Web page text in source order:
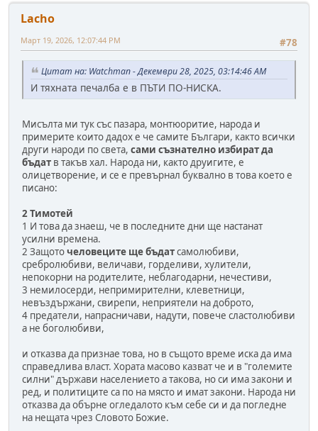
Lacho
#78
Март 19, 2026, 12:07:44 PM
Цитат на: Watchman - Декември 28, 2025, 03:14:46 AM
И тяхната печалба е в ПЪТИ ПО-НИСКА.
Мисълта ми тук със пазара, монтюоритие, народа и
примерите които дадох е че самите Българи, както всички
други народи по света, сами съзнателно избират да
бъдат в такъв хал. Народа ни, както друигите, е
олицетворение, и се е превърнал буквално в това което e
писано:
2 Тимотей
1 И това да знаеш, че в последните дни ще настанат
усилни времена.
2 Защоточеловеците ще бъдатсамолюбиви,
сребролюбиви, величави, горделиви, хулители,
непокорни на родителите, неблагодарни, нечестиви,
3 немилосерди, непримирителни, клеветници,
невъздържани, свирепи, неприятели на доброто,
4 предатели, напрасничави, надути, повече сластолюбиви
а не боголюбиви,
и отказва да признае това, но в същото време иска да има
справедлива власт. Хората масово казват че и в "големите
силни" държави населението а такова, но си има закони и
ред, и политиците са по на място и имат закони. Народа ни
отказва да обърне огледалото към себе си и да погледне
на нещата чрез Словото Божие.